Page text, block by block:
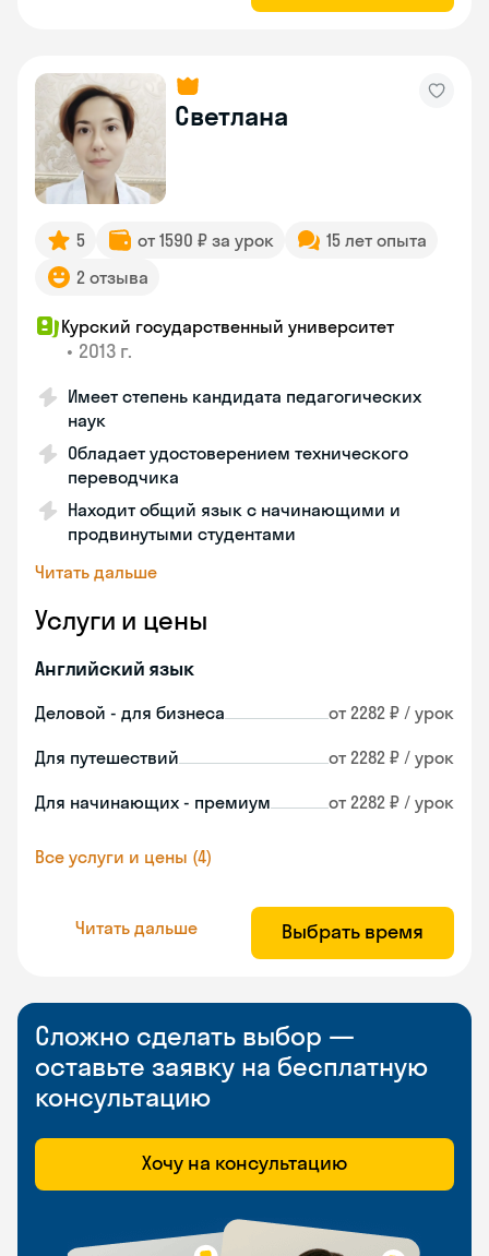
Светлана
5 от 1590 ₽ за урок
15 лет опыта
2 отзыва
Курский государственный университет
• 2013 г.
Имеет степень кандидата педагогических
наук
Обладает удостоверением технического
переводчика
Находит общий язык с начинающими и
продвинутыми студентами
Читать дальше
Услуги и цены
Английский язык
Деловой - для бизнеса от 2282 ₽ / урок
Для путешествий от 2282 ₽ / урок
Для начинающих - премиум от 2282 ₽ / урок
Все услуги и цены (4)
Читать дальше Выбрать время
Сложно сделать выбор —
оставьте заявку на бесплатную
консультацию
Хочу на консультацию